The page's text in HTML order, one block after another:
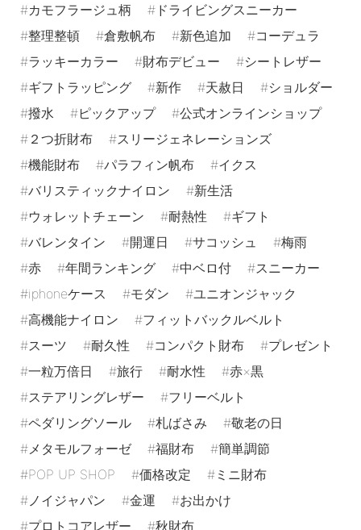
カモフラージュ柄
ドライビングスニーカー
整理整頓
倉敷帆布 新色追加
コーデュラ
ラッキーカラー
財布デビュー
シートレザー
ギフトラッピング
新作 天赦日
ショルダー
撥水
ピックアップ
公式オンラインショップ
２つ折財布
スリージェネレーションズ
機能財布
パラフィン帆布
イクス
バリスティックナイロン
新生活
ウォレットチェーン
耐熱性
ギフト
バレンタイン
開運日 サコッシュ
梅雨
赤
年間ランキング 中ベロ付
スニーカー
iphoneケース
モダン
ユニオンジャック
高機能ナイロン
フィットバックルベルト
スーツ
耐久性 コンパクト財布
プレゼント
一粒万倍日
旅行 耐水性
赤×黒
ステアリングレザー
フリーベルト
ペダリングソール
札ばさみ
敬老の日
メタモルフォーゼ
福財布
簡単調節
POP UP SHOP
価格改定
ミニ財布
ノイジャパン
金運
お出かけ
プロトコアレザー
秋財布